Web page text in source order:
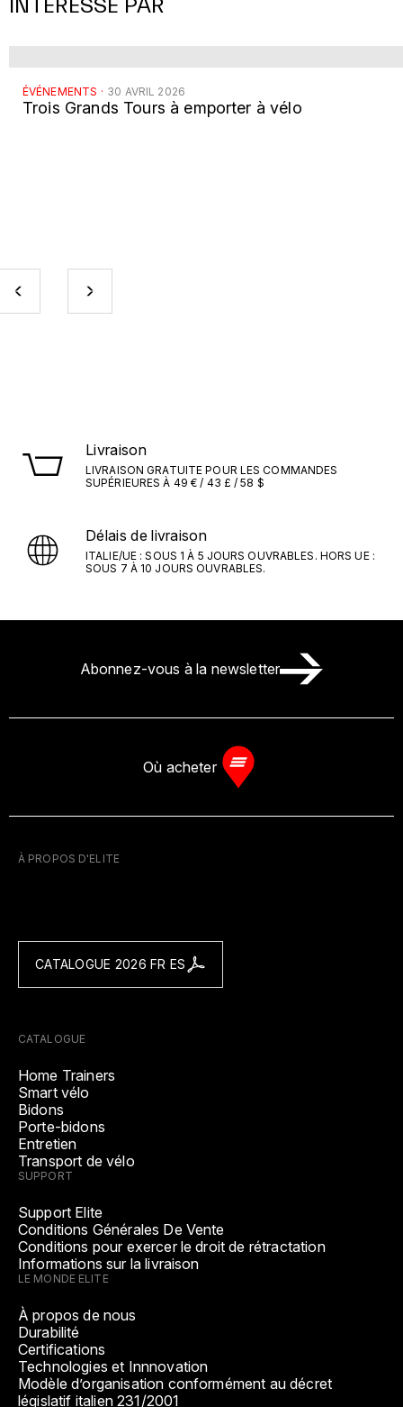
INTÉRESSÉ PAR
ÉVÉNEMENTS · 30 AVRIL 2026
Trois Grands Tours à emporter à vélo
Livraison
LIVRAISON GRATUITE POUR LES COMMANDES
SUPÉRIEURES À 49 € / 43 £ / 58 $
Délais de livraison
ITALIE/UE : SOUS 1 À 5 JOURS OUVRABLES. HORS UE :
SOUS 7 À 10 JOURS OUVRABLES.
Abonnez-vous à la newsletter
Où acheter
À PROPOS D'ELITE
CATALOGUE 2026 FR ES
CATALOGUE
Home Trainers
Smart vélo
Bidons
Porte-bidons
Entretien
Transport de vélo
SUPPORT
Support Elite
Conditions Générales De Vente
Conditions pour exercer le droit de rétractation
Informations sur la livraison
LE MONDE ELITE
À propos de nous
Durabilité
Certifications
Technologies et Innnovation
Modèle d’organisation conformément au décret
législatif italien 231/2001